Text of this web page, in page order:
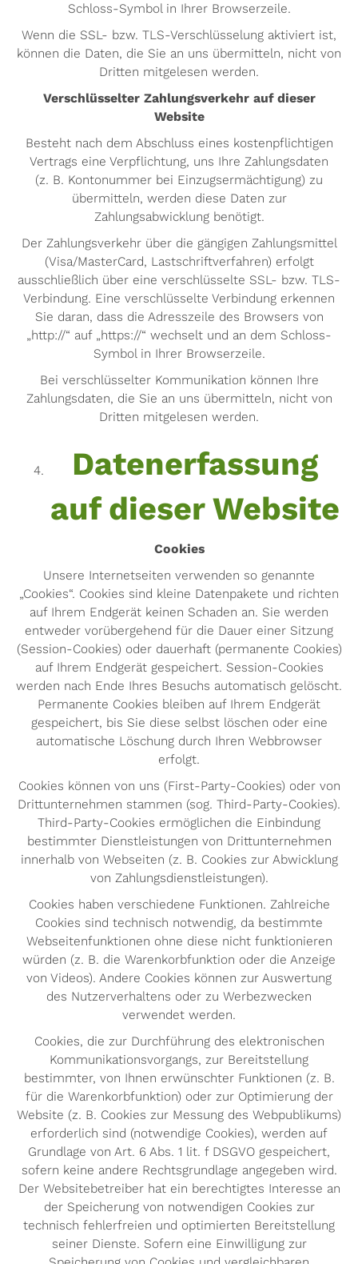
Schloss-Symbol in Ihrer Browserzeile.
Wenn die SSL- bzw. TLS-Verschlüsselung aktiviert ist,
können die Daten, die Sie an uns übermitteln, nicht von
Dritten mitgelesen werden.
Verschlüsselter Zahlungsverkehr auf dieser
Website
Besteht nach dem Abschluss eines kostenpflichtigen
Vertrags eine Verpflichtung, uns Ihre Zahlungsdaten
(z. B. Kontonummer bei Einzugsermächtigung) zu
übermitteln, werden diese Daten zur
Zahlungsabwicklung benötigt.
Der Zahlungsverkehr über die gängigen Zahlungsmittel
(Visa/MasterCard, Lastschriftverfahren) erfolgt
ausschließlich über eine verschlüsselte SSL- bzw. TLS-
Verbindung. Eine verschlüsselte Verbindung erkennen
Sie daran, dass die Adresszeile des Browsers von
„http://“ auf „https://“ wechselt und an dem Schloss-
Symbol in Ihrer Browserzeile.
Bei verschlüsselter Kommunikation können Ihre
Zahlungsdaten, die Sie an uns übermitteln, nicht von
Dritten mitgelesen werden.
Datenerfassung
auf dieser Website
Cookies
Unsere Internetseiten verwenden so genannte
„Cookies“. Cookies sind kleine Datenpakete und richten
auf Ihrem Endgerät keinen Schaden an. Sie werden
entweder vorübergehend für die Dauer einer Sitzung
(Session-Cookies) oder dauerhaft (permanente Cookies)
auf Ihrem Endgerät gespeichert. Session-Cookies
werden nach Ende Ihres Besuchs automatisch gelöscht.
Permanente Cookies bleiben auf Ihrem Endgerät
gespeichert, bis Sie diese selbst löschen oder eine
automatische Löschung durch Ihren Webbrowser
erfolgt.
Cookies können von uns (First-Party-Cookies) oder von
Drittunternehmen stammen (sog. Third-Party-Cookies).
Third-Party-Cookies ermöglichen die Einbindung
bestimmter Dienstleistungen von Drittunternehmen
innerhalb von Webseiten (z. B. Cookies zur Abwicklung
von Zahlungsdienstleistungen).
Cookies haben verschiedene Funktionen. Zahlreiche
Cookies sind technisch notwendig, da bestimmte
Webseitenfunktionen ohne diese nicht funktionieren
würden (z. B. die Warenkorbfunktion oder die Anzeige
von Videos). Andere Cookies können zur Auswertung
des Nutzerverhaltens oder zu Werbezwecken
verwendet werden.
Cookies, die zur Durchführung des elektronischen
Kommunikationsvorgangs, zur Bereitstellung
bestimmter, von Ihnen erwünschter Funktionen (z. B.
für die Warenkorbfunktion) oder zur Optimierung der
Website (z. B. Cookies zur Messung des Webpublikums)
erforderlich sind (notwendige Cookies), werden auf
Grundlage von Art. 6 Abs. 1 lit. f DSGVO gespeichert,
sofern keine andere Rechtsgrundlage angegeben wird.
Der Websitebetreiber hat ein berechtigtes Interesse an
der Speicherung von notwendigen Cookies zur
technisch fehlerfreien und optimierten Bereitstellung
seiner Dienste. Sofern eine Einwilligung zur